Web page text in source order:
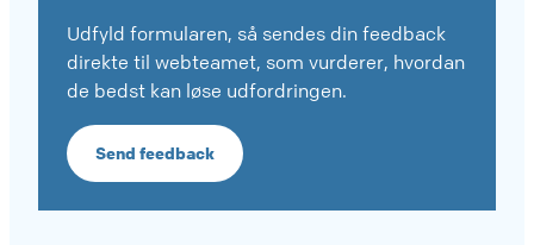
Udfyld formularen, så sendes din feedback
direkte til webteamet, som vurderer, hvordan
de bedst kan løse udfordringen.
Send feedback